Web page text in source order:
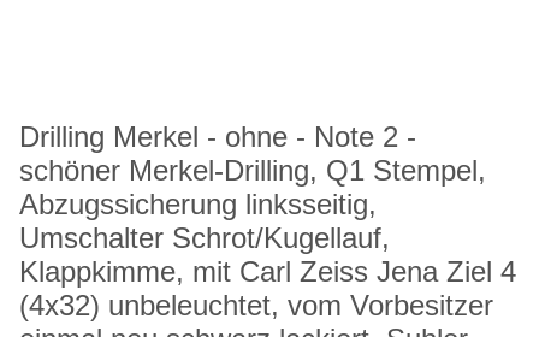
Drilling Merkel - ohne - Note 2 -
schöner Merkel-Drilling, Q1 Stempel,
Abzugssicherung linksseitig,
Umschalter Schrot/Kugellauf,
Klappkimme, mit Carl Zeiss Jena Ziel 4
(4x32) unbeleuchtet, vom Vorbesitzer